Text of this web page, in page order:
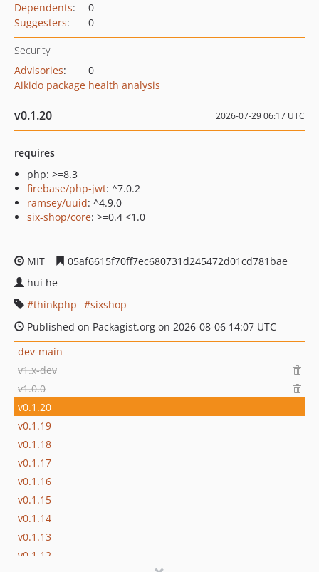
Dependents:
0
Suggesters: 0
Security
Advisories:
0
Aikido package health analysis
v0.1.20 2026-07-29 06:17 UTC
requires
php: >=8.3
firebase/php-jwt: ^7.0.2
ramsey/uuid: ^4.9.0
six-shop/core: >=0.4 <1.0
MIT
05af6615f70ff7ec680731d245472d01cd781bae
hui he
thinkphp
sixshop
Published on Packagist.org on 2026-08-06 14:07 UTC
dev-main
v1.x-dev
v1.0.0
v0.1.20
v0.1.19
v0.1.18
v0.1.17
v0.1.16
v0.1.15
v0.1.14
v0.1.13
v0.1.12